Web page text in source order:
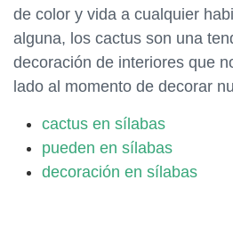
de color y vida a cualquier
alguna, los cactus son una
decoración de interiores que
lado al momento de decorar
cactus en sílabas
pueden en sílabas
decoración en sílabas